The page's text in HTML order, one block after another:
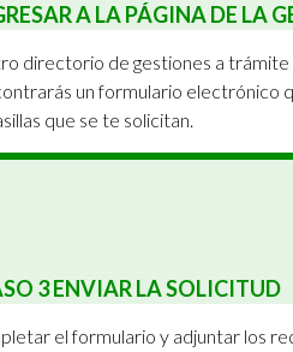
A LA PÁGINA DE LA
directorio de gestiones a trámite
un formulario electrónico
que se te solicitan.
3 ENVIAR LA SOLICITUD
el formulario y adjuntar los